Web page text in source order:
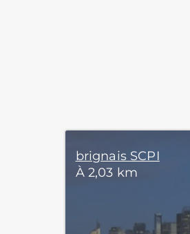
brignais SCPI
À 2,03 km